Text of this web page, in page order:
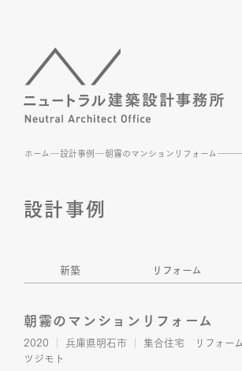
ホーム 設計事例 朝霧のマンションリフォーム
設計事例
新築 リフォーム
朝霧のマンションリフォーム
2020 ｜ 兵庫県明石市 ｜ 集合住宅 リフォー
ツジモト